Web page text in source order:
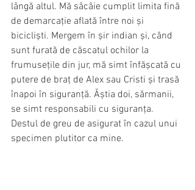
lângă altul. Mă sâcâie cumplit limita fină
de demarcație aflată între noi și
bicicliști. Mergem în șir indian și, când
sunt furată de căscatul ochilor la
frumusețile din jur, mă simt înfășcată cu
putere de braț de Alex sau Cristi și trasă
înapoi în siguranță. Ăștia doi, sărmanii,
se simt responsabili cu siguranța.
Destul de greu de asigurat în cazul unui
specimen plutitor ca mine.